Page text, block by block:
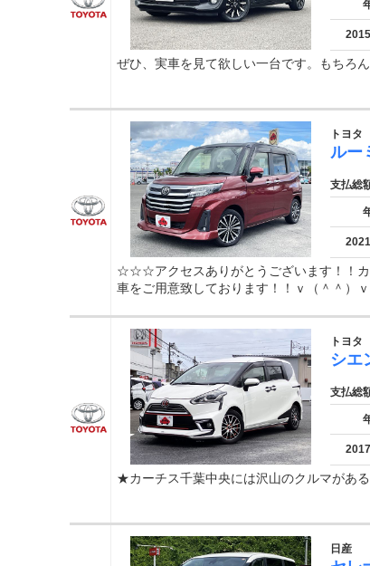
ぜひ、実車を見て欲しい一台です。もちろん
トヨタ
ルー
支払総
☆☆☆アクセスありがとうございます！！
車をご用意致しております！！ｖ（＾＾）
トヨタ
シエ
支払総
★カーチス千葉中央には沢山のクルマがあ
日産